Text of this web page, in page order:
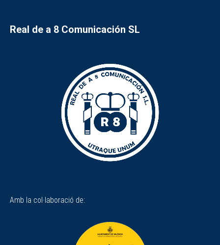
Real de a 8 Comunicación SL
Amb la col·laboració de: